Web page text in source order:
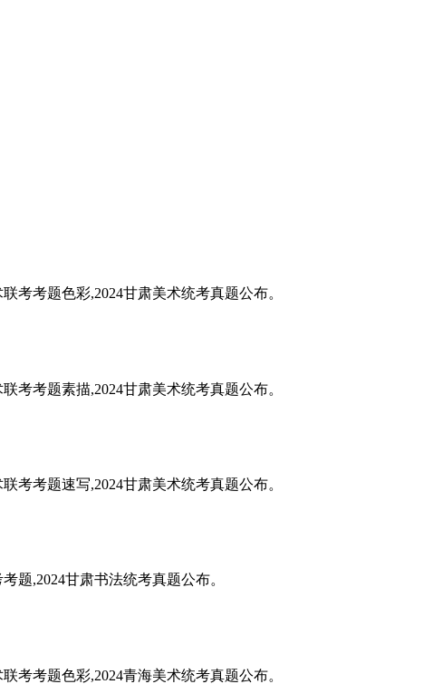
考考题色彩,2024甘肃美术统考真题公布。
考考题素描,2024甘肃美术统考真题公布。
考考题速写,2024甘肃美术统考真题公布。
题,2024甘肃书法统考真题公布。
考考题色彩,2024青海美术统考真题公布。